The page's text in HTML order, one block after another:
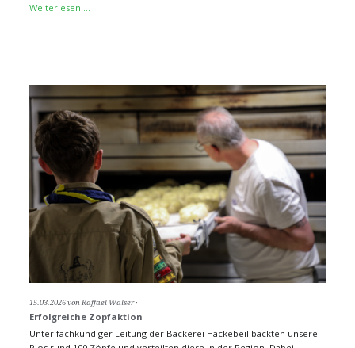
Weiterlesen …
15.03.2026von Raffael Walser
Erfolgreiche Zopfaktion
Unter fachkundiger Leitung der Bäckerei Hackebeil backten unsere